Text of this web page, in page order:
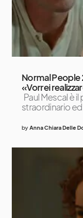
Normal People
«Vorrei
Paul Mescal è
straordinario
by Anna Chiara Delle